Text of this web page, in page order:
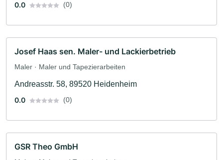
0.0
(0)
Josef Haas sen. Maler- und Lackierbetrieb
Maler · Maler und Tapezierarbeiten
Andreasstr. 58, 89520 Heidenheim
0.0
(0)
GSR Theo GmbH